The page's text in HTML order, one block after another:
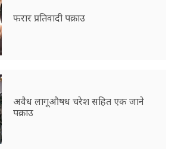
फरार प्रतिवादी पक्राउ
अवैध लागूऔषध चरेश सहित एक जाने
पक्राउ